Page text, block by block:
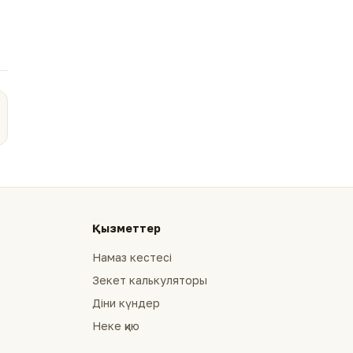
Қызметтер
Намаз кестесі
Зекет калькуляторы
Діни күндер
Неке қию